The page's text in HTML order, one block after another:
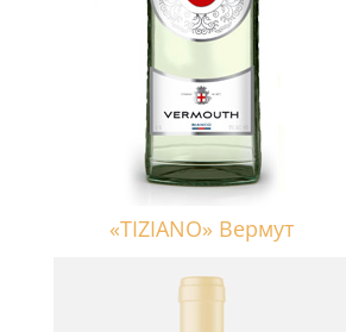
«TIZIANO» Вермут